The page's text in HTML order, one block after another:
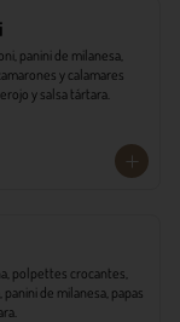
panini de milanesa,
y calamares
y salsa tártara.
polpettes crocantes,
de milanesa, papas